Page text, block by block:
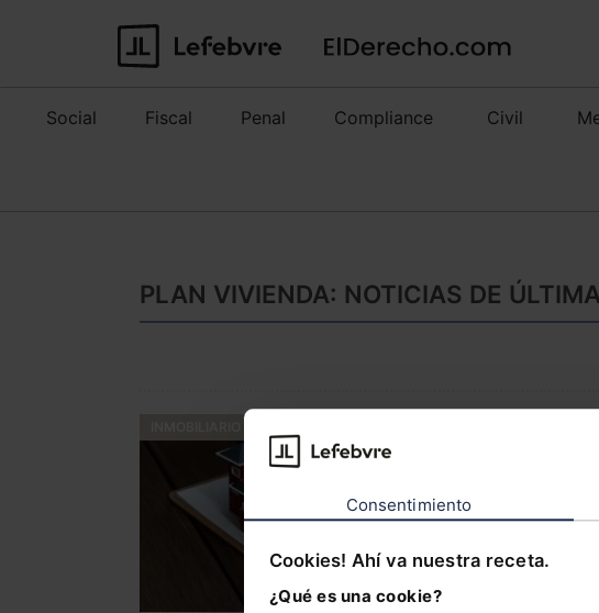
Consentimiento
Cookies! Ahí va nuestra receta.
¿Qué es una cookie?
Social Fiscal Penal Compliance Civil
PLAN VIVIENDA: NOTICIAS DE